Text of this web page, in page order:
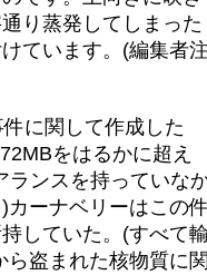
り蒸発してしまった
ています。(編集者
に関して作成した
をはるかに超え
ランスを持っていな
カーナベリーはこの
していた。(すべて
ら盗まれた核物質に